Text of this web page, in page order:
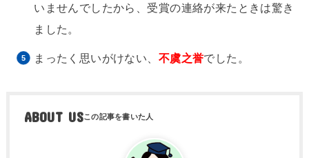
いませんでしたから、受賞の連絡が来たときは驚き
ました。
まったく思いがけない、 不虞之誉でした。
ABOUT US